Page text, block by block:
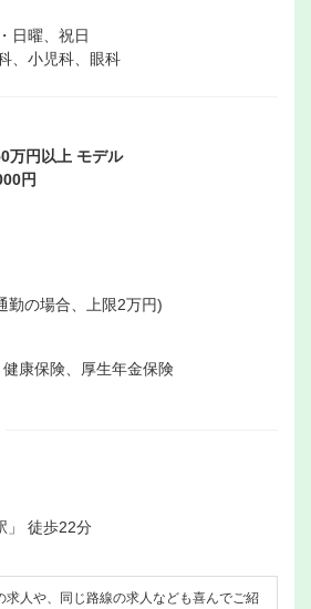
日曜、祝日
、小児科、眼科
万円以上 モデル
円
勤の場合、上限2万円)
康保険、厚生年金保険
」 徒歩22分
求人や、同じ路線の求人なども喜んでご紹